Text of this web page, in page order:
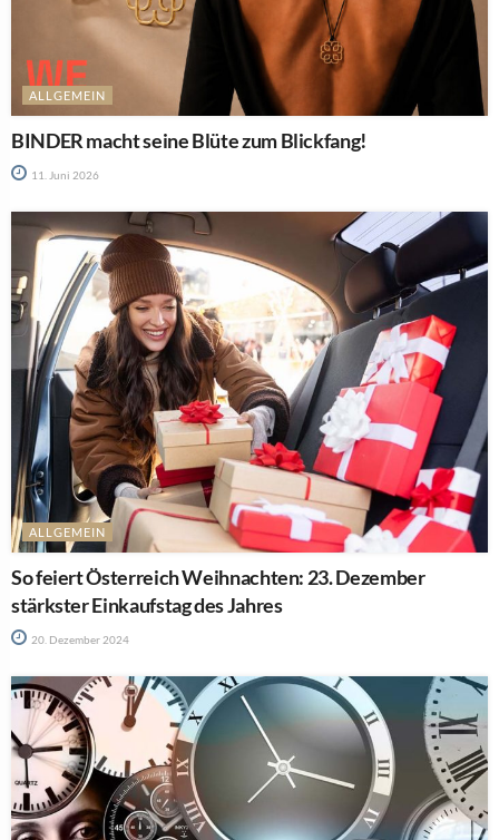
ALLGEMEIN
BINDER macht seine Blüte zum Blickfang!
11. Juni 2026
ALLGEMEIN
So feiert Österreich Weihnachten: 23. Dezember
stärkster Einkaufstag des Jahres
20. Dezember 2024